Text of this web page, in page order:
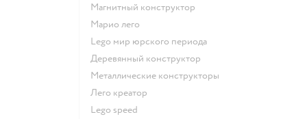
Магнитный конструктор
Марио лего
Lego мир юрского периода
Деревянный конструктор
Металлические конструкторы
Лего креатор
Lego speed